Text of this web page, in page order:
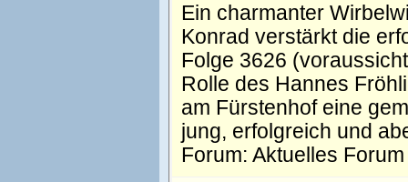
Ein charmanter
Konrad verstärkt die
Folge 3626
Rolle des Hannes
am Fürstenhof eine
jung, erfolgreich und
Forum: Aktuelles Forum